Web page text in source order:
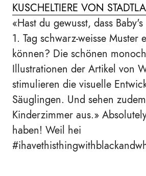
KUSCHELTIERE VON
«Hast du gewusst, dass
1. Tag schwarz-weisse Muster
können? Die schönen
Illustrationen der Artikel von
stimulieren die visuelle
Säuglingen. Und sehen
Kinderzimmer aus.»
haben! Weil hei